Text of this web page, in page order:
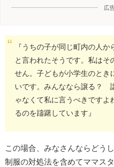
広
『うちの子が同じ町内の人か
と言われたそうです。私はそ
せん。子どもが小学生のとき
いです。みんななら譲る？
ゃなくて私に言うべきですよ
るのを躊躇しています』
この場合、みなさんならどう
制服の対処法を含めてママス